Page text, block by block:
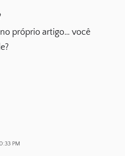
próprio artigo… você
PM